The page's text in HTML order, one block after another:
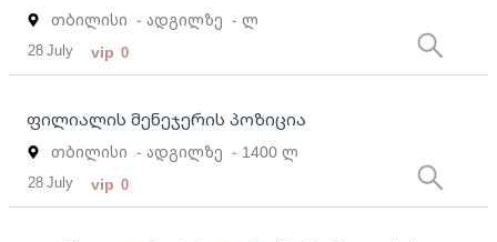
თბილისი - ადგილზე - ლ
28 July vip 0
ფილიალის მენეჯერის პოზიცია
თბილისი - ადგილზე - 1400 ლ
28 July vip 0